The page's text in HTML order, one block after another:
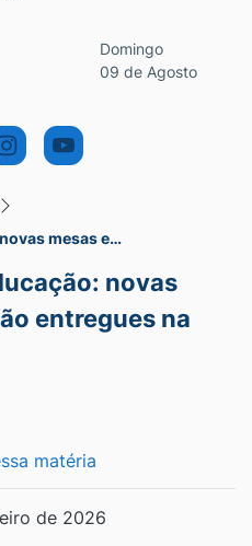
Domingo
09 de Agosto
mesas e…
novas
entregues na
matéria
de 2026